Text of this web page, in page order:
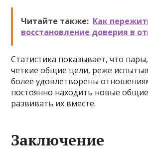
Читайте также: Как
восстановление доверия в
Статистика показывает, что
четкие общие цели, реже
более удовлетворены
постоянно находить новые
развивать их вместе.
Заключение